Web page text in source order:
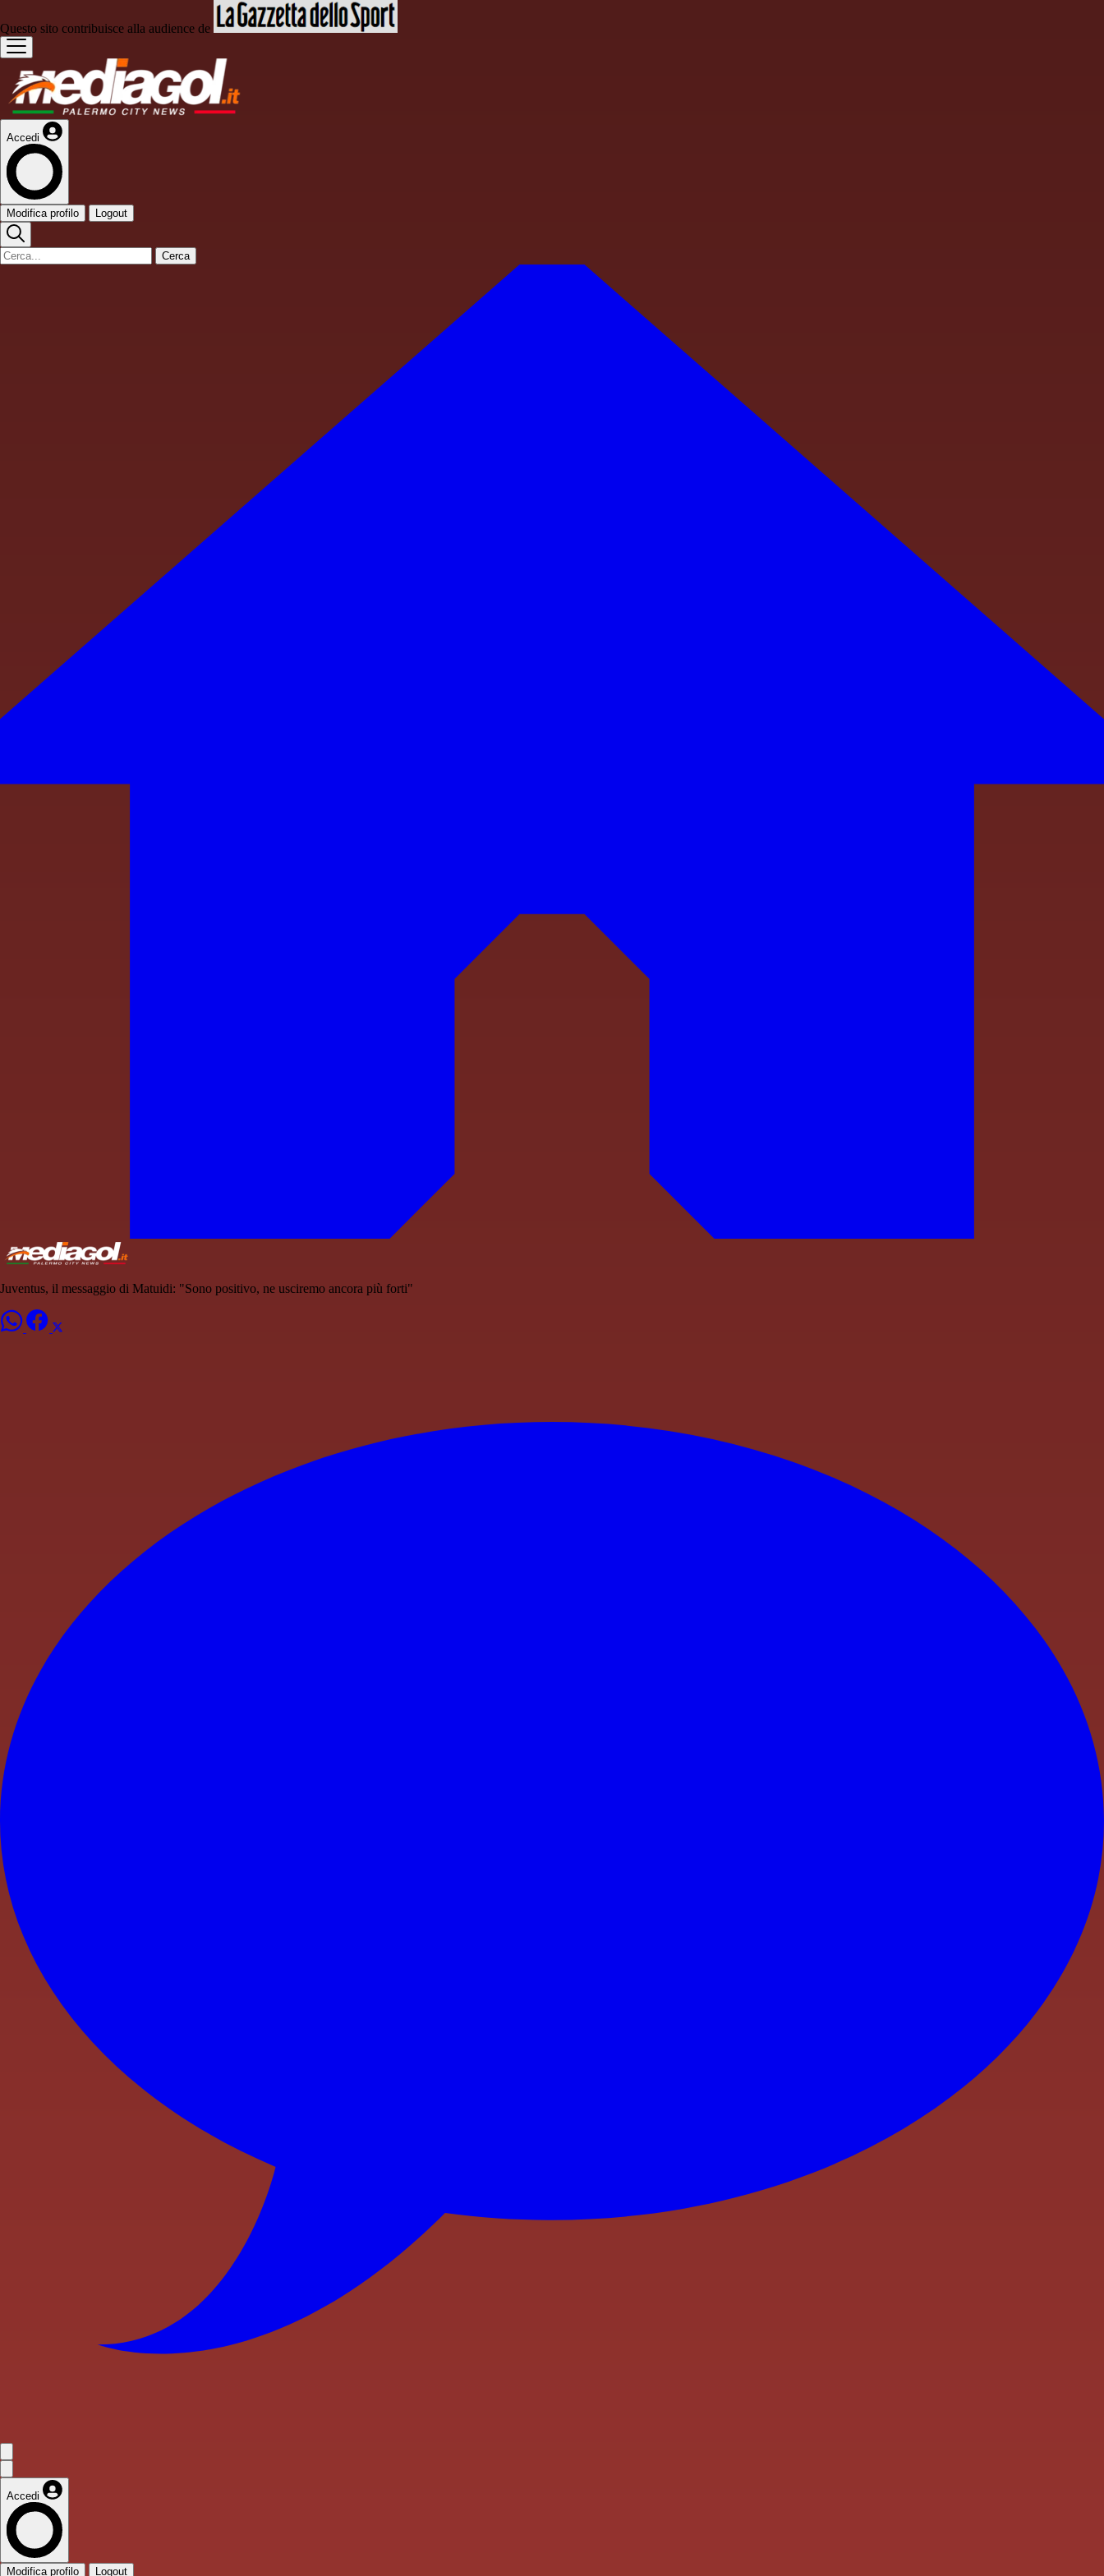
Questo sito contribuisce alla audience de
Accedi
Modifica profilo Logout
Cerca
Juventus, il messaggio di Matuidi: "Sono positivo, ne usciremo ancora più forti"
Accedi
Modifica profilo Logout